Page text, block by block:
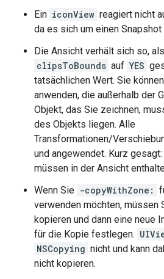
Ein iconView reagiert nicht
da es sich um einen
Die Ansicht verhält sich so,
clipsToBounds auf YES
tatsächlichen Wert. Sie
anwenden, die außerhalb der
Objekt, das Sie zeichnen,
des Objekts liegen. Alle
Transformationen/
und angewendet. Kurz
müssen in der Ansicht
Wenn Sie -copyWithZone:
verwenden möchten, müssen
kopieren und dann eine neue
für die Kopie festlegen.
NSCopying nicht und kann
nicht kopieren.